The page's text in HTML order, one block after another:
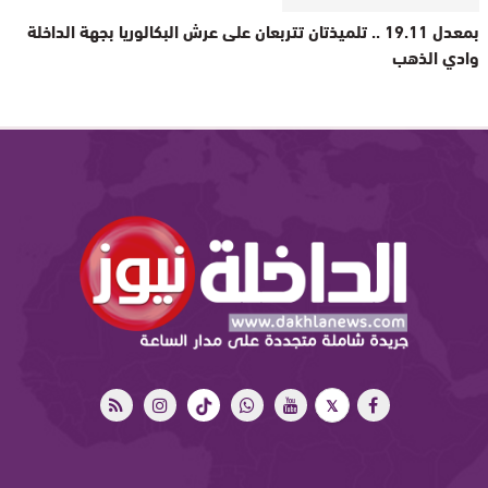
بمعدل 19.11 .. تلميذتان تتربعان على عرش البكالوريا بجهة الداخلة
وادي الذهب